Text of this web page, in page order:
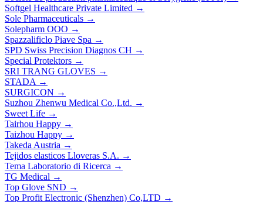
Softgel Healthcare Private Limited →
Sole Pharmaceuticals →
Solepharm ООО →
Spazzalificlo Piave Spa →
SPD Swiss Precision Diagnos CH →
Special Protektors →
SRI TRANG GLOVES →
STADA →
SURGICON →
Suzhou Zhenwu Medical Co.,Ltd. →
Sweet Life →
Tairhou Happy →
Taizhou Happy →
Takeda Austria →
Tejidos elasticos Lloveras S.A. →
Tema Laboratorio di Ricerca →
TG Medical →
Top Glove SND →
Top Profit Electronic (Shenzhen) Co,LTD →